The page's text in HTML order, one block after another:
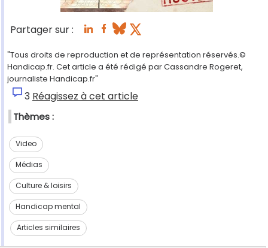
Partager sur :
"Tous droits de reproduction et de représentation réservés.©
Handicap.fr. Cet article a été rédigé par Cassandre Rogeret,
journaliste Handicap.fr"
3 Réagissez à cet article
Thèmes :
Video
Médias
Culture & loisirs
Handicap mental
Articles similaires